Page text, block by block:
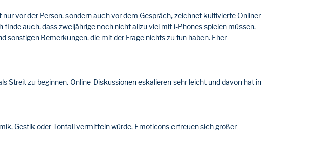
vor der Person, sondern auch vor dem Gespräch, zeichnet kultivierte Onliner
auch, dass zweijährige noch nicht allzu viel mit i-Phones spielen müssen,
sonstigen Bemerkungen, die mit der Frage nichts zu tun haben. Eher
Streit zu beginnen. Online-Diskussionen eskalieren sehr leicht und davon hat in
Gestik oder Tonfall vermitteln würde. Emoticons erfreuen sich großer